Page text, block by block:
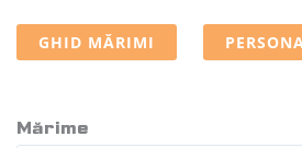
GHID MĂRIMI
Mărime